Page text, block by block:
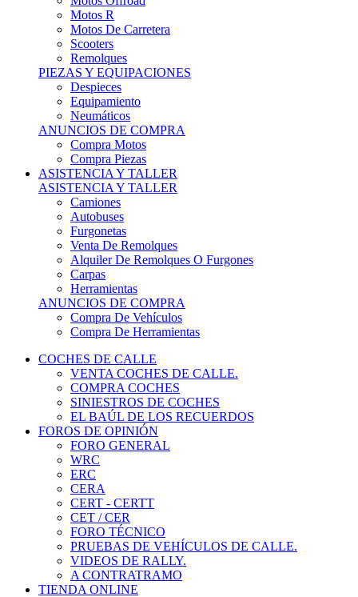
Motos R
Motos De Carretera
Scooters
Remolques
PIEZAS Y EQUIPACIONES
Despieces
Equipamiento
Neumáticos
ANUNCIOS DE COMPRA
Compra Motos
Compra Piezas
ASISTENCIA Y TALLER
ASISTENCIA Y TALLER
Camiones
Autobuses
Furgonetas
Venta De Remolques
Alquiler De Remolques O Furgones
Carpas
Herramientas
ANUNCIOS DE COMPRA
Compra De Vehículos
Compra De Herramientas
COCHES DE CALLE
VENTA COCHES DE CALLE.
COMPRA COCHES
SINIESTROS DE COCHES
EL BAÚL DE LOS RECUERDOS
FOROS DE OPINIÓN
FORO GENERAL
WRC
ERC
CERA
CERT - CERTT
CET / CER
FORO TÉCNICO
PRUEBAS DE VEHÍCULOS DE CALLE.
VIDEOS DE RALLY.
A CONTRATRAMO
TIENDA ONLINE